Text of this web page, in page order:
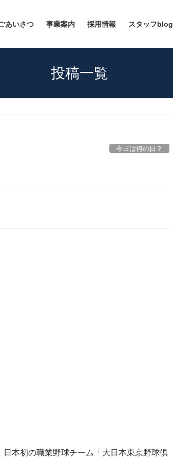
あいさつ 事業案内 採用情報 スタッフblog
投稿一覧
今日は何の日？
日本初の職業野球チーム「大日本東京野球倶